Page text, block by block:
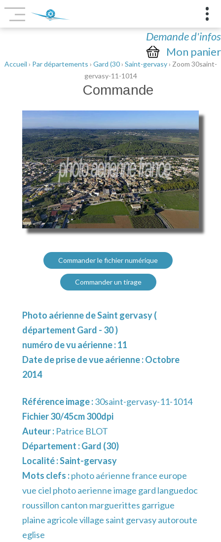
Demande d'infos
Mon panier
Accueil › Par départements › Gard (30› Saint-gervasy› Zoom 30saint-
gervasy-11-1014
Commande
Commander le fichier numérique
Commander un tirage
Photo aérienne de Saint gervasy (
département Gard - 30 )
numéro de vu aérienne : 11
Date de prise de vue aérienne : Octobre
2014
Référence image :30saint-gervasy-11-1014
Fichier 30/45cm 300dpi
Auteur : Patrice BLOT
Département :Gard (30)
Localité :Saint-gervasy
Mots clefs :photo aérienne france europe
vue ciel photo aerienne image gard languedoc
roussillon canton marguerittes garrigue
plaine agricole village saint gervasy autoroute
eglise